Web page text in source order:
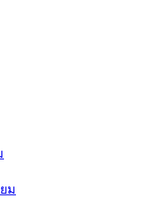
ม